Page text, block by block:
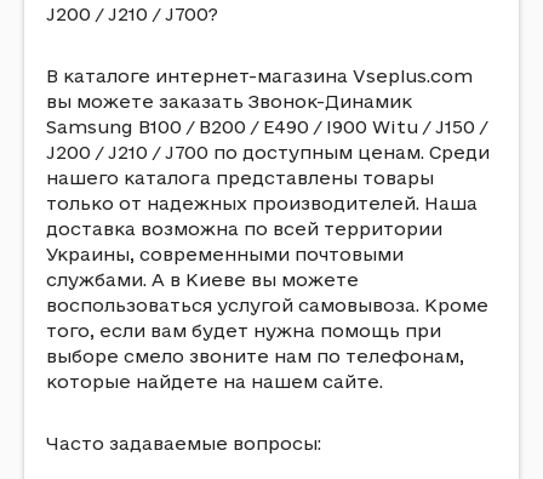
J200 / J210 / J700?
В каталоге интернет-магазина Vseplus.com
вы можете заказать Звонок-Динамик
Samsung B100 / B200 / E490 / I900 Witu / J150 /
J200 / J210 / J700 по доступным ценам. Среди
нашего каталога представлены товары
только от надежных производителей. Наша
доставка возможна по всей территории
Украины, современными почтовыми
службами. А в Киеве вы можете
воспользоваться услугой самовывоза. Кроме
того, если вам будет нужна помощь при
выборе смело звоните нам по телефонам,
которые найдете на нашем сайте.
Часто задаваемые вопросы: